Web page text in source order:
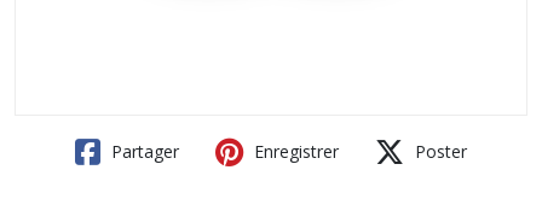
Partager Enregistrer Poster